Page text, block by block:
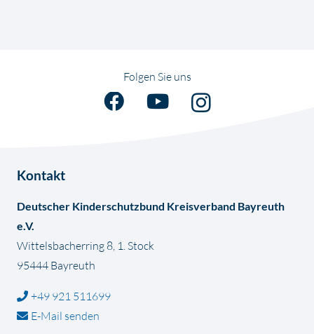
Folgen Sie uns
Kontakt
Deutscher Kinderschutzbund Kreisverband Bayreuth
e.V.
Wittelsbacherring 8, 1. Stock
95444 Bayreuth
+49 921 511699
E-Mail senden